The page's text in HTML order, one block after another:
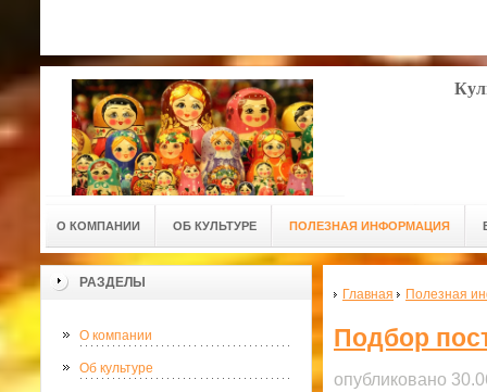
О КОМПАНИИ ОБ КУЛЬТУРЕ ПОЛЕЗНАЯ ИНФОРМАЦИЯ
РАЗДЕЛЫ
О компании
Об культуре
Главная Полезная
Подбор
опубликовано